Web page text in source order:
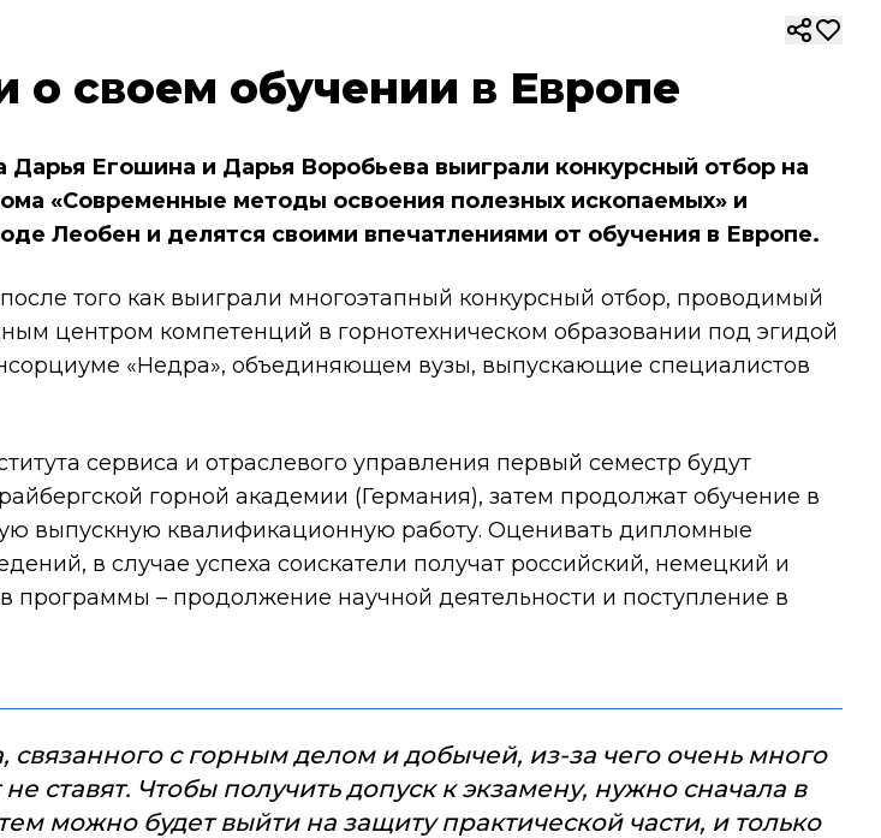
о своем обучении в Европе
Егошина и Дарья Воробьева выиграли конкурсный отбор на
«Современные методы освоения полезных ископаемых» и
Леобен и делятся своими впечатлениями от обучения в Европе.
того как выиграли многоэтапный конкурсный отбор, проводимый
центром компетенций в горнотехническом образовании под эгидой
«Недра», объединяющем вузы, выпускающие специалистов
сервиса и отраслевого управления первый семестр будут
горной академии (Германия), затем продолжат обучение в
выпускную квалификационную работу. Оценивать дипломные
в случае успеха соискатели получат российский, немецкий и
программы – продолжение научной деятельности и поступление в
связанного с горным делом и добычей, из-за чего очень много
ставят. Чтобы получить допуск к экзамену, нужно сначала в
можно будет выйти на защиту практической части, и только